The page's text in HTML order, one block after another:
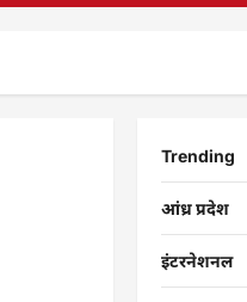
Trending
आंध्र प्रदेश
इंटरनेशनल